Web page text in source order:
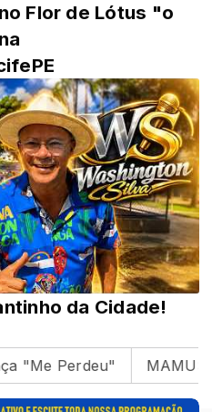
Flor de Lótus "o
da Cidade!
Perdeu"